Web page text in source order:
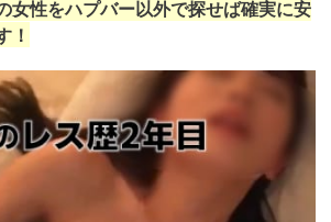
女性をハプバー以外で探せば確実に安
！